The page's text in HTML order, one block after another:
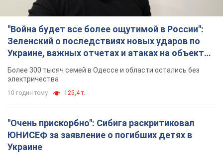
ЮНИСЕФ за заявление о погибших детях в
Украине
Глава МИД подчеркнул, что причиной гибели украинских
детей является война, развязанная РФ
8 годин тому 7,6 т.
"Значительные разрушения": Россия нанесла
массированный удар по добывающим
активам и буровой площадке "Укрнафты"
Против добывающей инфраструктуры противник применил
десятки БПЛА
8 годин тому